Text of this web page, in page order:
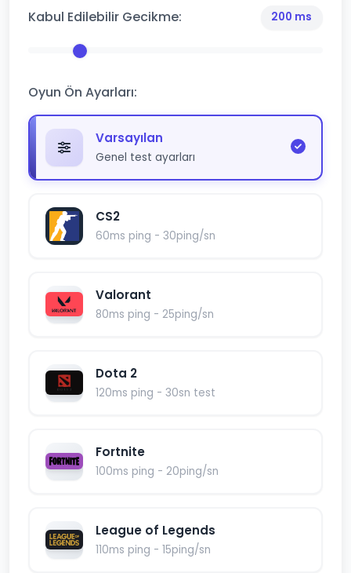
Kabul Edilebilir Gecikme: 200 ms
Oyun Ön Ayarları:
Varsayılan
Genel test ayarları
CS2
60ms ping - 30ping/sn
Valorant
80ms ping - 25ping/sn
Dota 2
120ms ping - 30sn test
Fortnite
100ms ping - 20ping/sn
League of Legends
110ms ping - 15ping/sn